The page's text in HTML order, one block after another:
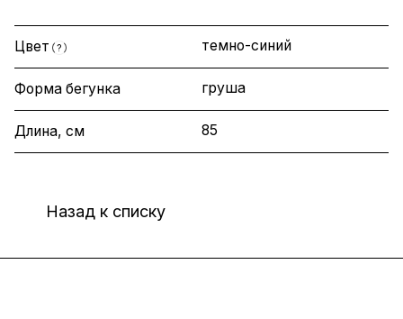
Цвет ? темно-синий
Форма бегунка груша
Длина, см 85
Назад к списку